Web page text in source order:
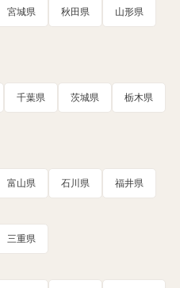
宮城県 秋田県 山形県
千葉県 茨城県 栃木県
富山県 石川県 福井県
三重県